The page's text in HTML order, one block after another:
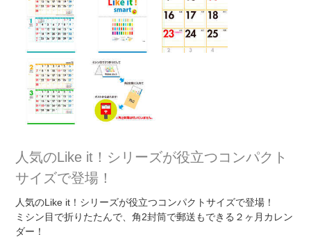
人気のLike it！シリーズが役立つコンパクト
サイズで登場！
人気のLike it！シリーズが役立つコンパクトサイズで登場！
ミシン目で折りたたんで、角2封筒で郵送もできる２ヶ月カレン
ダー！